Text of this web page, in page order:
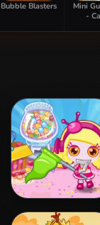
Bubble Blasters
Mini
-
Bomb It 5